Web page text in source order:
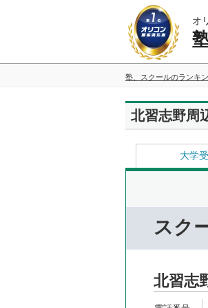
オ
塾、スクールのランキ
北習志野周
大学
スク
北習志